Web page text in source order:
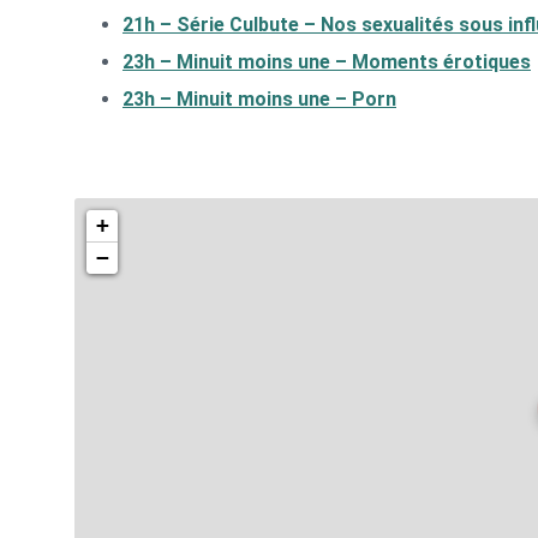
21h – Série Culbute – Nos sexualités sous
23h – Minuit moins une – Moments érotiques
23h – Minuit moins une – Porn
+
−